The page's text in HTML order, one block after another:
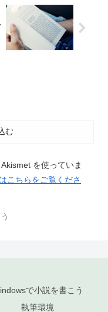
む
を使っていま
こちらをご覧くださ
で小説を書こう
執筆環境